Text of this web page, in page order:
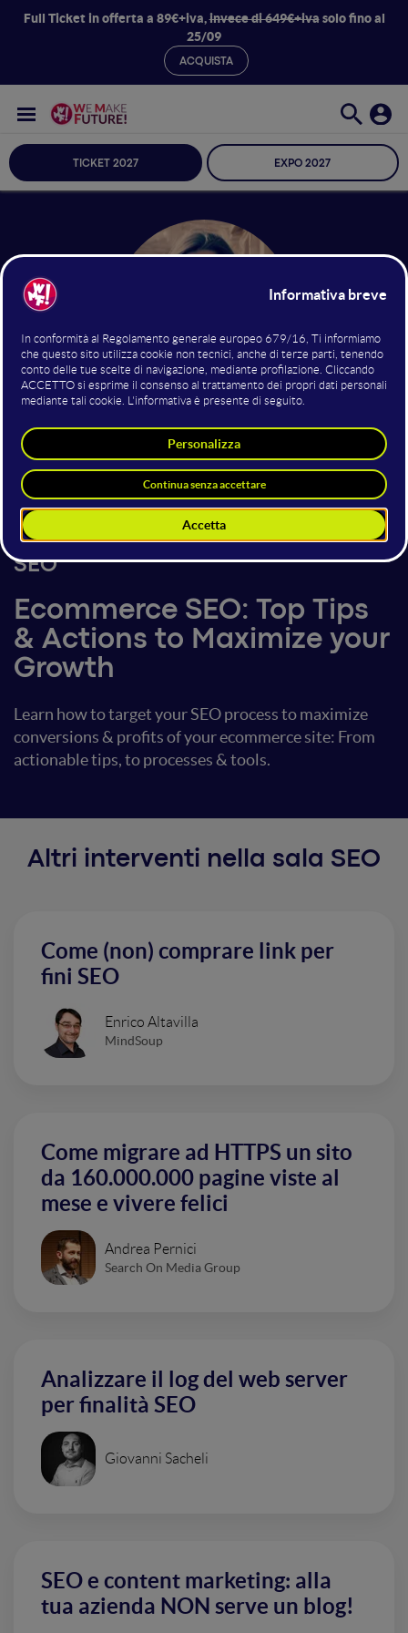
Full Ticket in offerta a 89€+iva,invece di 649€+ivasolo fino al
25/09
ACQUISTA
TICKET 2027 EXPO 2027
International SEO Consultant &
Founder @
Orainti
23 giugno 201716:30 - 17:10
SEO
Ecommerce SEO: Top Tips
& Actions to Maximize your
Growth
Learn how to target your SEO process to maximize
conversions & profits of your ecommerce site: From
actionable tips, to processes & tools.
Altri interventi nella sala SEO
Come (non) comprare link per
fini SEO
Enrico Altavilla
MindSoup
Come migrare ad HTTPS un sito
da 160.000.000 pagine viste al
mese e vivere felici
Andrea Pernici
Search On Media Group
Analizzare il log del web server
per finalità SEO
Giovanni Sacheli
SEO e content marketing: alla
tua azienda NON serve un blog!